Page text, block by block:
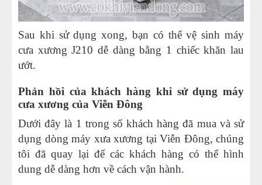
Sau khi sử dụng xong, bạn có thể vệ sinh máy
cưa xương J210 dễ dàng bằng 1 chiếc khăn lau
ướt.
Phản hồi của khách hàng khi sử dụng máy
cưa xương của Viễn Đông
Dưới đây là 1 trong số khách hàng đã mua và sử
dụng dòng máy xưa xương tại Viễn Đông, chúng
tôi đã quay lại để các khách hàng có thể hình
dung dễ dàng hơn về cách vận hành.